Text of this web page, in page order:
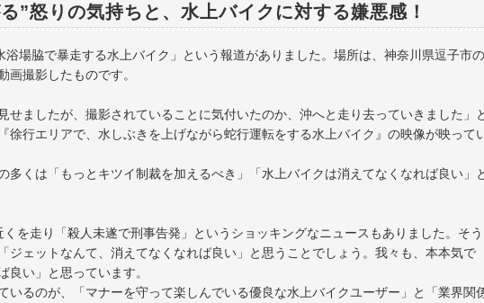
”怒りの気持ちと、水上バイクに対する嫌悪感！
場脇で暴走する水上バイク」という報道がありました。場所は、神奈川県逗子市の
画撮影したものです。
せましたが、撮影されていることに気付いたのか、沖へと走り去っていきました」
徐行エリアで、水しぶきを上げながら蛇行運転をする水上バイク』の映像が映って
多くは「もっとキツイ制裁を加えるべき」「水上バイクは消えてなくなれば良い」
を走り「殺人未遂で刑事告発」というショッキングなニュースもありました。そう
ジェットなんて、消えてなくなれば良い」と思うことでしょう。我々も、本本気で
良い」と思っています。
いるのが、「マナーを守って楽しんでいる優良な水上バイクユーザー」と「業界関